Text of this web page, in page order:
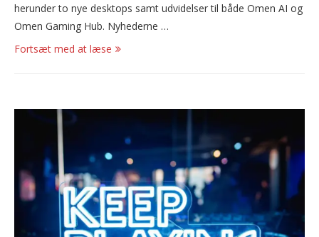
herunder to nye desktops samt udvidelser til både Omen AI og
Omen Gaming Hub. Nyhederne …
Fortsæt med at læse